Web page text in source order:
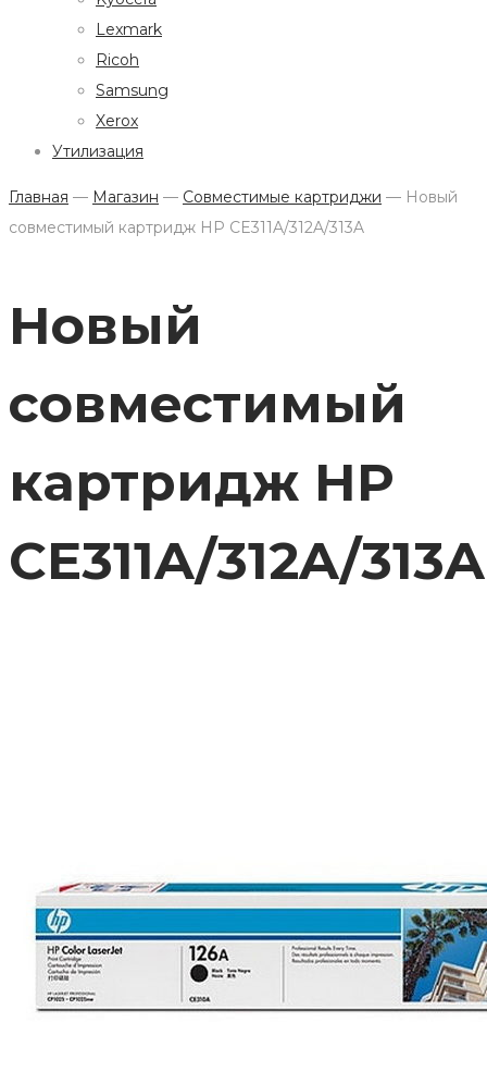
Lexmark
Ricoh
Samsung
Xerox
Утилизация
Главная — Магазин — Совместимые картриджи — Новый
совместимый картридж HP CE311A/312A/313A
Новый
совместимый
картридж HP
CE311A/312A/313A